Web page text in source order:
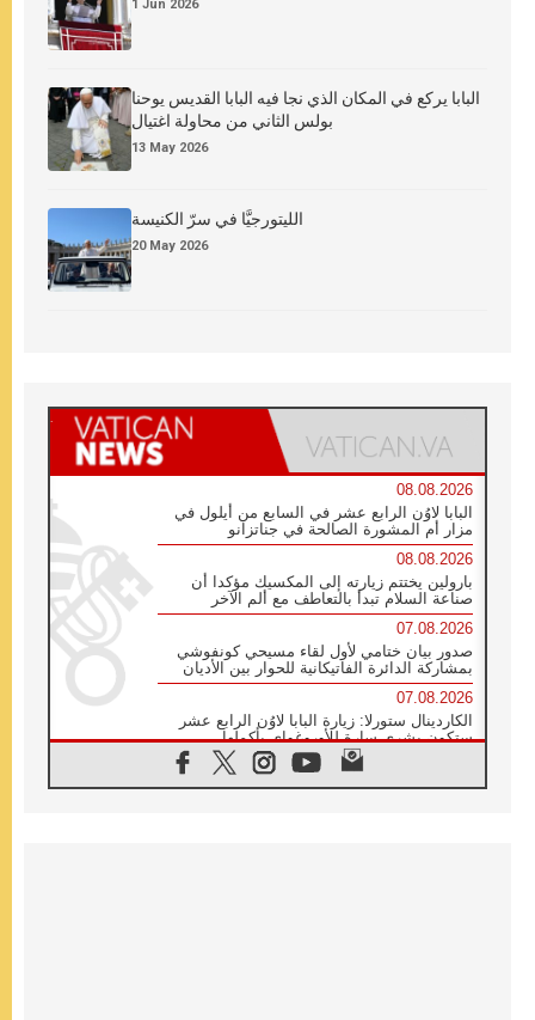
1 Jun 2026
البابا يركع في المكان الذي نجا فيه البابا القديس يوحنا
بولس الثاني من محاولة اغتيال
13 May 2026
الليتورجيَّا في سرّ الكنيسة
20 May 2026
08.08.2026
البابا لاوُن الرابع عشر في السابع من أيلول في
مزار أم المشورة الصالحة في جناتزانو
08.08.2026
بارولين يختتم زيارته إلى المكسيك مؤكدا أن
صناعة السلام تبدأ بالتعاطف مع ألم الآخر
07.08.2026
صدور بيان ختامي لأول لقاء مسيحي كونفوشي
بمشاركة الدائرة الفاتيكانية للحوار بين الأديان
07.08.2026
الكاردينال ستورلا: زيارة البابا لاوُن الرابع عشر
ستكون بشرى سارة للأوروغواي بأكملها
الفاتيكان يعلن برنامج الزيارة الرسولية للبابا لاوُن